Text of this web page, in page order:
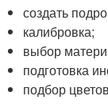
создать
калибровка;
выбор
подготовка
подбор